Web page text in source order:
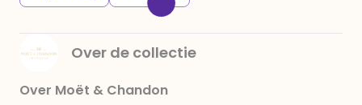
Over de collectie
Over Moët & Chandon